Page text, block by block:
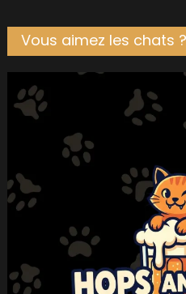
Vous aimez les chats ?